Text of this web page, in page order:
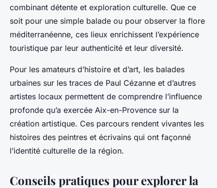
combinant détente et exploration culturelle. Que ce
soit pour une simple balade ou pour observer la flore
méditerranéenne, ces lieux enrichissent l’expérience
touristique par leur authenticité et leur diversité.
Pour les amateurs d’histoire et d’art, les balades
urbaines sur les traces de Paul Cézanne et d’autres
artistes locaux permettent de comprendre l’influence
profonde qu’a exercée Aix-en-Provence sur la
création artistique. Ces parcours rendent vivantes les
histoires des peintres et écrivains qui ont façonné
l’identité culturelle de la région.
Conseils pratiques pour explorer la